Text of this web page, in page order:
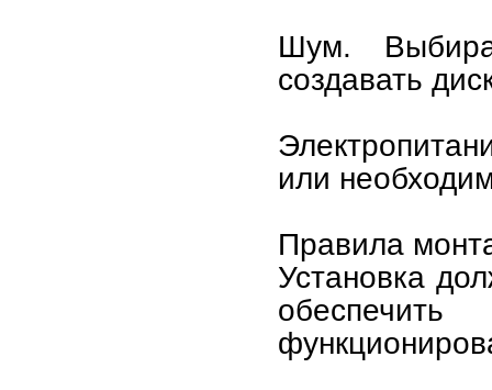
Шум.
создавать
или
Правила
Установка